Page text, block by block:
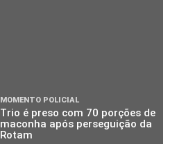
MOMENTO POLICIAL
Trio é preso com 70 porções de
maconha após perseguição da
Rotam